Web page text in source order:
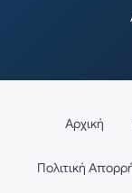
Αρχική
Πολιτική